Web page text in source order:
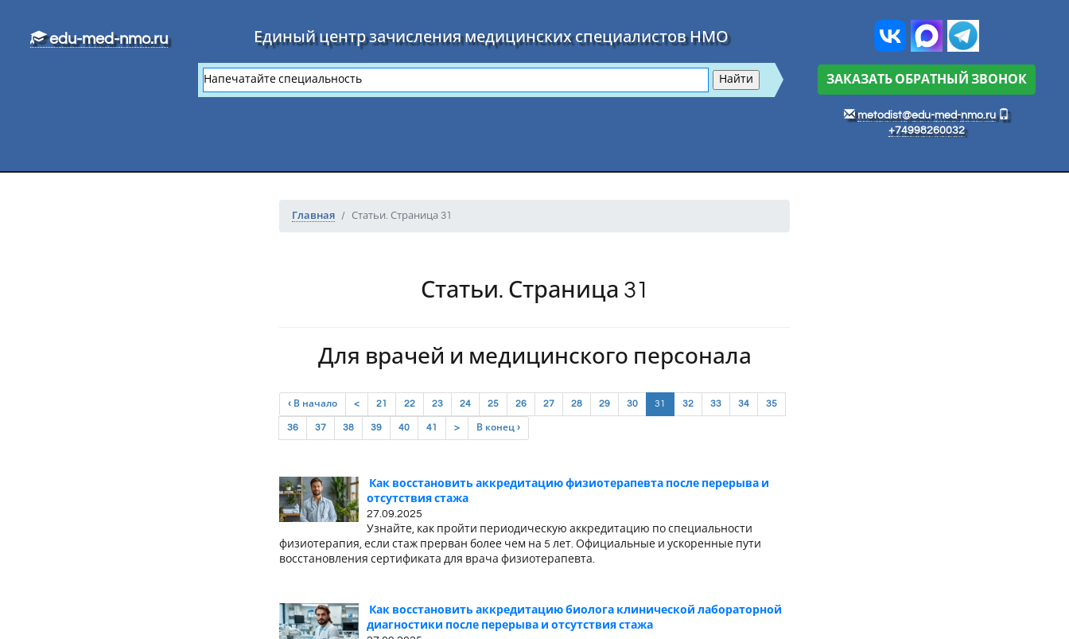
edu-med-nmo.ru Единый центр зачисления медицинских специалистов НМО
ЗАКАЗАТЬ ОБРАТНЫЙ ЗВОНОК
metodist@edu-med-nmo.ru
+74998260032
Главная Статьи. Страница 31
Статьи. Страница 31
Для врачей и медицинского персонала
‹ В начало < 21 22 23 24 25 26 27 28 29 30 31 (current)
32 33 34 35
36 37 38 39 40 41 > В конец ›
Как восстановить аккредитацию физиотерапевта после перерыва и
отсутствия стажа
27.09.2025
Узнайте, как пройти периодическую аккредитацию по специальности
физиотерапия, если стаж прерван более чем на 5 лет. Официальные и ускоренные пути
восстановления сертификата для врача физиотерапевта.
Как восстановить аккредитацию биолога клинической лабораторной
диагностики после перерыва и отсутствия стажа